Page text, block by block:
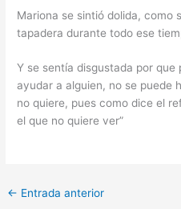
Mariona se sintió dolida, como
tapadera durante todo ese
Y se sentía disgustada por que
ayudar a alguien, no se puede
no quiere, pues como dice el
el que no quiere ver”
← Entrada anterior